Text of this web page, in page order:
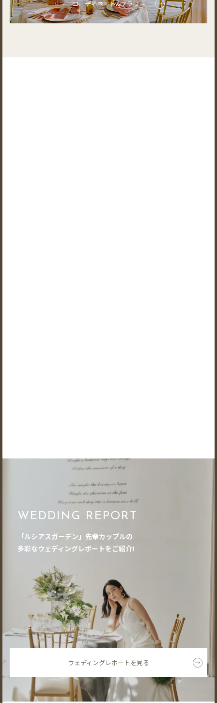
コーディネート&フラワー
WEDDING REPORT
「ルシアスガーデン」先輩カップルの
多彩なウェディングレポートをご紹介!
ウェディングレポートを見る